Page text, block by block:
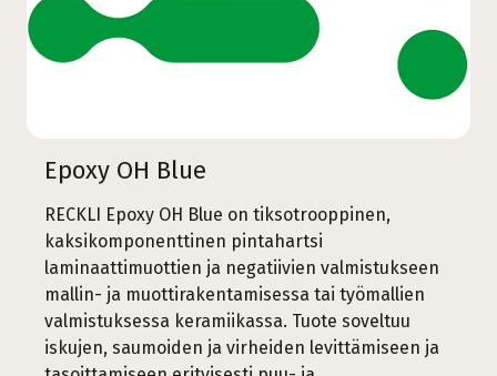
Epoxy OH Blue
RECKLI Epoxy OH Blue on tiksotrooppinen,
kaksikomponenttinen pintahartsi
laminaattimuottien ja negatiivien valmistukseen
mallin- ja muottirakentamisessa tai työmallien
valmistuksessa keramiikassa. Tuote soveltuu
iskujen, saumoiden ja virheiden levittämiseen ja